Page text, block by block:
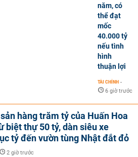
năm, có
thể đạt
mốc
40.000 tỷ
nếu tình
hình
thuận lợi
TÀI CHÍNH -
6 giờ trước
hàng trăm tỷ của Huấn Hoa
biệt thự 50 tỷ, dàn siêu xe
tỷ đến vườn tùng Nhật đắt đỏ
2 giờ trước